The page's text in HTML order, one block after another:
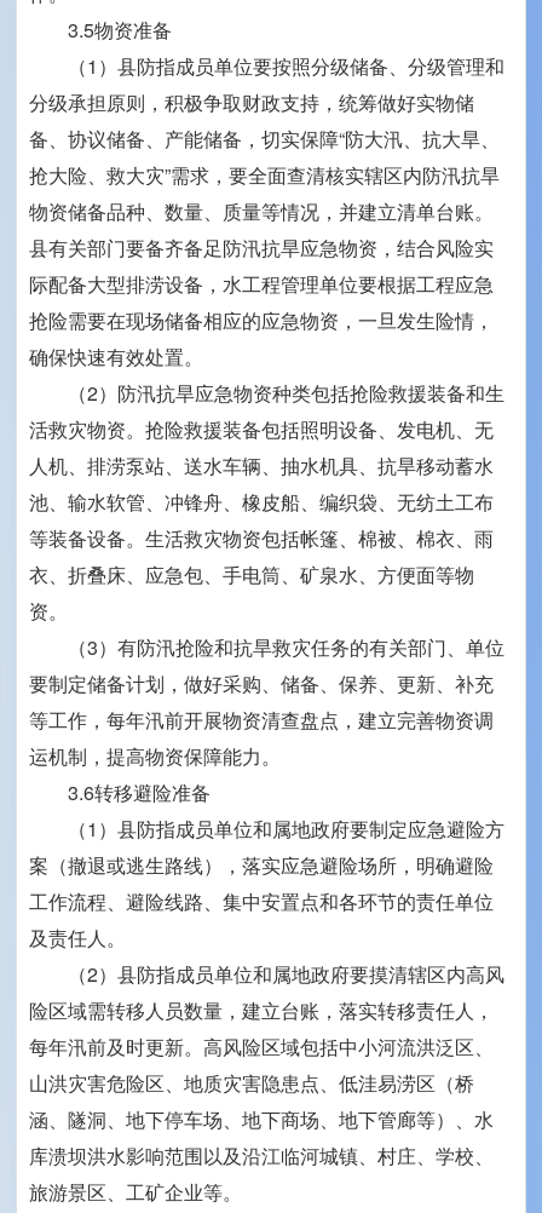
3.5物资准备
（1）县防指成员单位要按照分级储备、分级管理和
分级承担原则，积极争取财政支持，统筹做好实物储
备、协议储备、产能储备，切实保障“防大汛、抗大旱、
抢大险、救大灾”需求，要全面查清核实辖区内防汛抗旱
物资储备品种、数量、质量等情况，并建立清单台账。
县有关部门要备齐备足防汛抗旱应急物资，结合风险实
际配备大型排涝设备，水工程管理单位要根据工程应急
抢险需要在现场储备相应的应急物资，一旦发生险情，
确保快速有效处置。
（2）防汛抗旱应急物资种类包括抢险救援装备和生
活救灾物资。抢险救援装备包括照明设备、发电机、无
人机、排涝泵站、送水车辆、抽水机具、抗旱移动蓄水
池、输水软管、冲锋舟、橡皮船、编织袋、无纺土工布
等装备设备。生活救灾物资包括帐篷、棉被、棉衣、雨
衣、折叠床、应急包、手电筒、矿泉水、方便面等物
资。
（3）有防汛抢险和抗旱救灾任务的有关部门、单位
要制定储备计划，做好采购、储备、保养、更新、补充
等工作，每年汛前开展物资清查盘点，建立完善物资调
运机制，提高物资保障能力。
3.6转移避险准备
（1）县防指成员单位和属地政府要制定应急避险方
案（撤退或逃生路线），落实应急避险场所，明确避险
工作流程、避险线路、集中安置点和各环节的责任单位
及责任人。
（2）县防指成员单位和属地政府要摸清辖区内高风
险区域需转移人员数量，建立台账，落实转移责任人，
每年汛前及时更新。高风险区域包括中小河流洪泛区、
山洪灾害危险区、地质灾害隐患点、低洼易涝区（桥
涵、隧洞、地下停车场、地下商场、地下管廊等）、水
库溃坝洪水影响范围以及沿江临河城镇、村庄、学校、
旅游景区、工矿企业等。